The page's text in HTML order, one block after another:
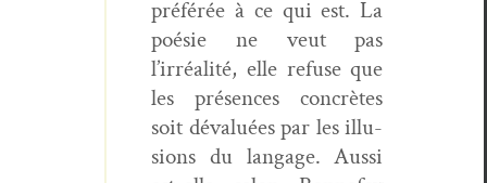
préférée à ce qui est. La
poésie ne veut pas
l’irréalité, elle refuse que
les présences con­crètes
soit déval­uées par les illu­
sions du lan­gage. Aus­si